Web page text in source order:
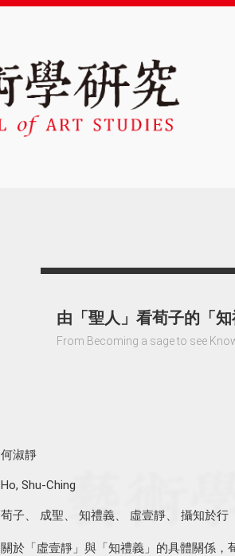
由「聖人」看荀子的「
From Becoming a sage to see
何淑靜
Ho, Shu-Ching
荀子、 成聖 知禮義、 虛壹靜、 攝知於行
關於「虛壹靜」與「知禮義」的具體關係